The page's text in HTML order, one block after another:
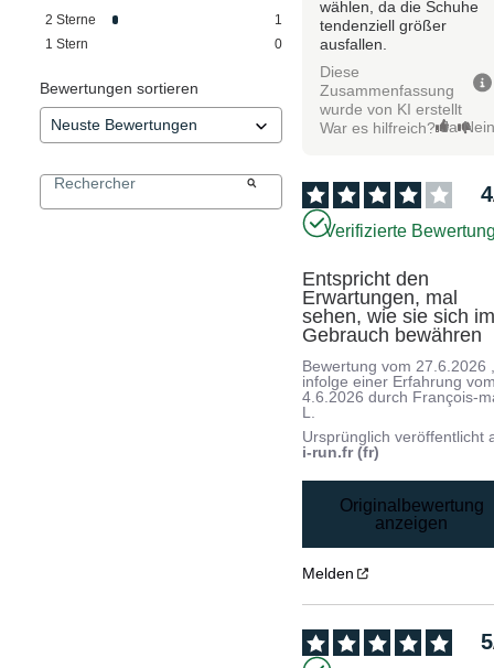
2 Sterne
1
1 Stern 0
Bewertungen sortieren
wählen, da die Schuhe
tendenziell größer
ausfallen.
Diese
Zusammenfassung
wurde von KI erstellt
War es hilfreich? Ja
4
Verifizierte
Entspricht den
Erwartungen, mal
sehen, wie sie sich
Gebrauch bewähren
Bewertung vom 27.6.2026
infolge einer Erfahrung
4.6.2026 durch François-
L.
Ursprünglich veröffentlicht
i-run.fr (fr)
Originalbewertung
anzeigen
Melden
5